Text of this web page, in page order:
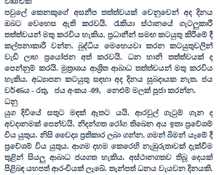
පවුලේ කෙනකුගේ අසනීප තත්ත්වයක් වෙනුවෙන් අද දිනය
ඔබට වෙහෙස ඇති කරවයි. රැකියා ස්ථානයේ ගැටලුකාරී
තත්ත්වයන් මතු කරවිය හැකිය. ප්‍රධානීන් සමඟ කටයුතු කිරීමේ දී
කල්පනාකාරී වන්න. බුද්ධිය මෙහෙයවා කරන කටයුතුවලින්
වැඩි ලාභ ප්‍රයෝජන අත් කරවයි. ධන හානි තත්ත්වයක් ද
පෙන්නුම් කරයි. මුත්‍රාශය ආශ්‍රිත ආබාධ තත්ත්වයන් මතු කරවිය
හැකිය. අධ්‍යාපන කටයුතු සඳහා අද දිනය සුබදායක නැත. ජය
වර්ණය - රතු, ජය අංකය -09,
නෙළුම් මලක් පූජා කරන්න.
ධනු
යුග දිවියේ සතුට මඳක් ඈතට යයි. ආරවුල් ගැටුම් ගැන ද
අවදානමක් පෙන්වයි. නිදන්ගත රෝග තිබෙන අය ඉතා ප්‍රවේශම්
විය යුතුය. නිසි වෛද්‍ය ප්‍රතිකාර ලබා ගන්න. ගමන් බිමන් යෑමේ දී
ප්‍රවේශම් විය යුතුය. ආගම දහම කෙරෙහි නැඹුරුතාවක් දැක්වීම
තුළින් සියලු ආබාධ ජයගත හැකිය. අස්ථානගතව තිබූ දෙයක්
පිළිබඳ යහපත් ආරංචියක් ලැබේ. තැන්පත් ධනය වැයවන දිනයකි.